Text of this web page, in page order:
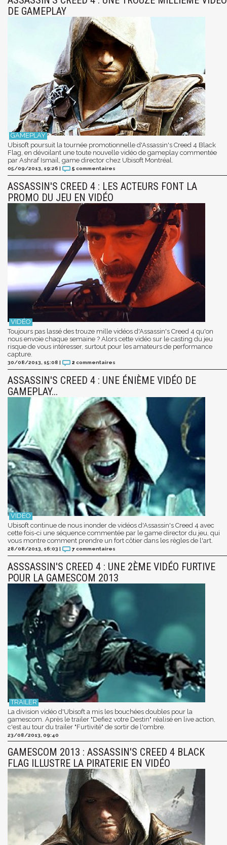
DE GAMEPLAY
Ubisoft poursuit la tournée promotionnelle d'Assassin's Creed 4 Black
Flag, en dévoilant une toute nouvelle vidéo de gameplay commentée
par Ashraf Ismail, game director chez Ubisoft Montréal.
05/09/2013, 19:26 | 5 commentaires
ASSASSIN'S CREED 4 : LES ACTEURS FONT LA
PROMO DU JEU EN VIDÉO
Toujours pas lassé des trouze mille vidéos d'Assassin's Creed 4 qu'on
nous envoie chaque semaine ? Alors cette vidéo sur le casting du jeu
risque de vous intéresser, surtout pour les amateurs de performance
capture.
30/08/2013, 15:08 | 2 commentaires
ASSASSIN'S CREED 4 : UNE ÉNIÈME VIDÉO DE
GAMEPLAY...
Ubisoft continue de nous inonder de vidéos d'Assassin's Creed 4 avec
cette fois-ci une séquence commentée par le game director du jeu, qui
vous montre comment prendre un fort côtier dans les règles de l'art.
28/08/2013, 16:03 | 7commentaires
ASSSASSIN'S CREED 4 : UNE 2ÈME VIDÉO FURTIVE
POUR LA GAMESCOM 2013
La division vidéo d'Ubisoft a mis les bouchées doubles pour la
gamescom. Après le trailer "Defiez votre Destin" réalisé en live action,
c'est au tour du trailer "Furtivité" de sortir de l'ombre.
23/08/2013, 09:40
GAMESCOM 2013 : ASSASSIN'S CREED 4 BLACK
FLAG ILLUSTRE LA PIRATERIE EN VIDÉO